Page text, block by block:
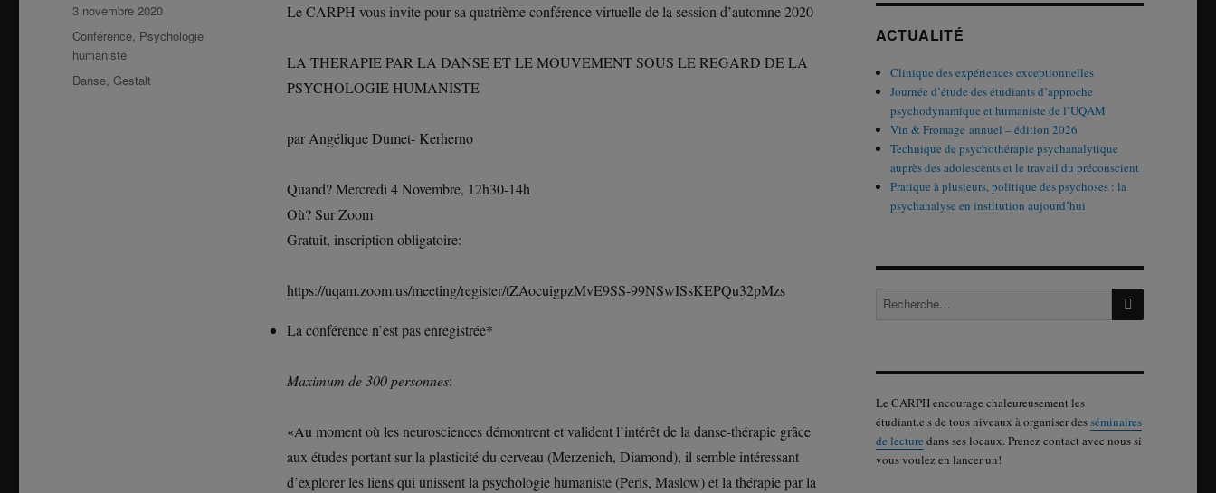
Le CARPH vous invite pour sa quatrième conférence virtuelle de la session d’automne 2020
LA THERAPIE PAR LA DANSE ET LE MOUVEMENT SOUS LE REGARD DE LA
PSYCHOLOGIE HUMANISTE
par Angélique Dumet- Kerherno
Quand? Mercredi 4 Novembre, 12h30-14h
Où? Sur Zoom
Gratuit, inscription obligatoire:
https://uqam.zoom.us/meeting/register/tZAocuigpzMvE9SS-99NSwISsKEPQu32pMzs
La conférence n’est pas enregistrée*
Maximum de 300 personnes:
«Au moment où les neurosciences démontrent et valident l’intérêt de la danse-thérapie grâce
aux études portant sur la plasticité du cerveau (Merzenich, Diamond), il semble intéressant
d’explorer les liens qui unissent la psychologie humaniste (Perls, Maslow) et la thérapie par la
Publié
le
3 novembre 2020
Catégories
Conférence, Psychologie
humaniste
Étiquettes
Danse,Gestalt
ACTUALITÉ
Clinique des expériences exceptionnelles
Journée d’étude des étudiants d’approche
psychodynamique et humaniste de l’UQAM
Vin & Fromage annuel – édition 2026
Technique de psychothérapie psychanalytique
auprès des adolescents et le travail du préconscient
Pratique à plusieurs, politique des psychoses : la
psychanalyse en institution aujourd’hui
Recherche
Le CARPH encourage chaleureusement les
étudiant.e.s de tous niveaux à organiser desséminaires
de lecture dans ses locaux. Prenez contact avec nous si
vous voulez en lancer un!